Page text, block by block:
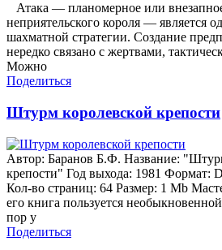
Атака — планомерное или
неприятельского короля — является
шахматной стратегии. Создание
нередко связано с жертвами,
Можно
Поделиться
Штурм королевской крепости
Автор: Баранов Б.Ф. Название:
крепости" Год выхода: 1981 Формат:
Кол-во страниц: 64 Размер: 1 Mb
его книга пользуется
пор у
Поделиться